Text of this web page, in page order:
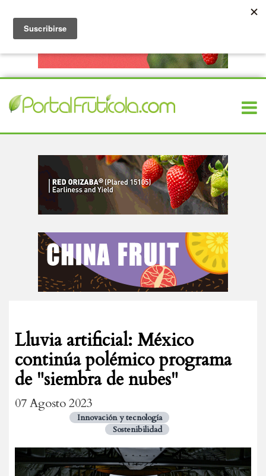
Lluvia artificial: México
continúa polémico programa
de "siembra de nubes"
07 Agosto 2023
Innovación y tecnología
Sostenibilidad